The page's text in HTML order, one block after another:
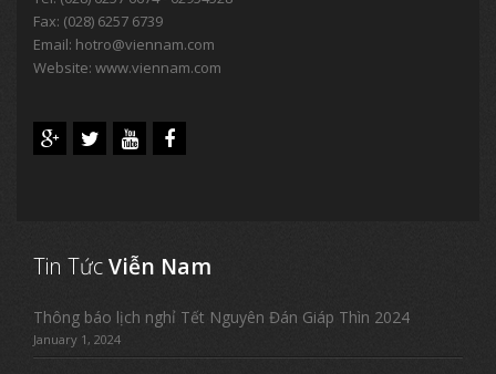
Fax: (028) 6257 6739
Email: hotro@viennam.com
Website: www.viennam.com
Tin TứcViễn Nam
Thông báo lịch nghỉ Tết Nguyên Đán Giáp Thìn 2024
January 1, 2024